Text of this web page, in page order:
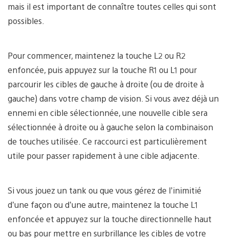
mais il est important de connaître toutes celles qui sont
possibles.
Pour commencer, maintenez la touche L2 ou R2
enfoncée, puis appuyez sur la touche R1 ou L1 pour
parcourir les cibles de gauche à droite (ou de droite à
gauche) dans votre champ de vision. Si vous avez déjà un
ennemi en cible sélectionnée, une nouvelle cible sera
sélectionnée à droite ou à gauche selon la combinaison
de touches utilisée. Ce raccourci est particulièrement
utile pour passer rapidement à une cible adjacente.
Si vous jouez un tank ou que vous gérez de l’inimitié
d’une façon ou d’une autre, maintenez la touche L1
enfoncée et appuyez sur la touche directionnelle haut
ou bas pour mettre en surbrillance les cibles de votre